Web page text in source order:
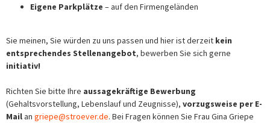
Eigene Parkplätze – auf den Firmengeländen
Sie meinen, Sie würden zu uns passen und hier ist derzeit kein
entsprechendes Stellenangebot, bewerben Sie sich gerne
initiativ!
Richten Sie bitte Ihre aussagekräftige Bewerbung
(Gehaltsvorstellung, Lebenslauf und Zeugnisse), vorzugsweise per E-
Mailan griepe@stroever.de. Bei Fragen können Sie Frau Gina Griepe